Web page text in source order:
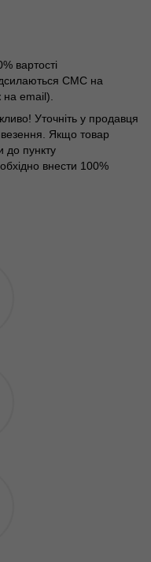
вартості
СМС на
email).
Уточніть у продавця
Якщо товар
до пункту
внести 100%